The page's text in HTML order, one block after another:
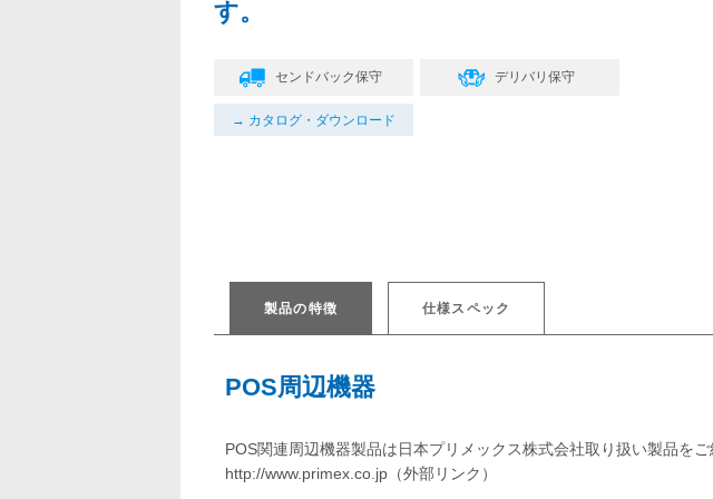
す。
センドバック保守 デリバリ保守
カタログ・ダウンロード
製品の特徴 仕様スペック
POS周辺機器
POS関連周辺機器製品は日本プリメックス株式会社取り扱い製品を
http://www.primex.co.jp （外部リンク）